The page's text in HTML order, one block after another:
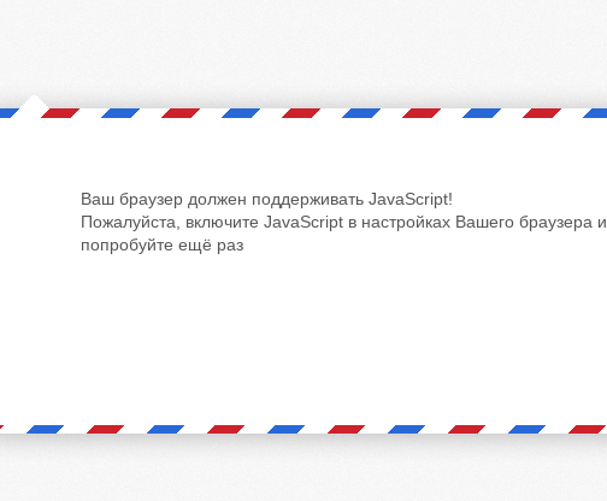
Ваш браузер должен поддерживать JavaScript!
Пожалуйста, включите JavaScript в настройках Вашего браузера и
попробуйте ещё раз